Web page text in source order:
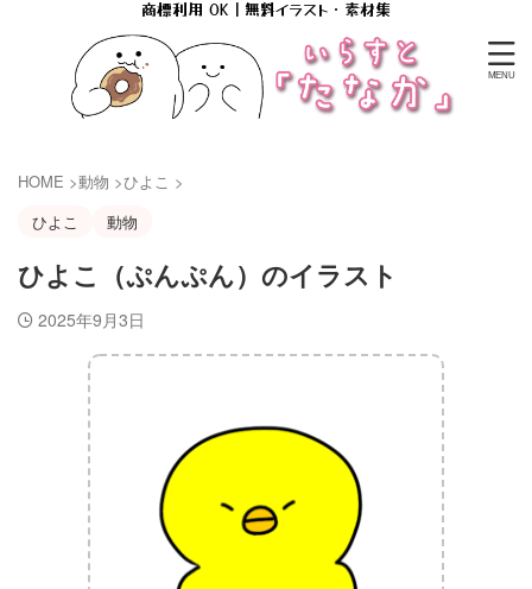
商標利用 OK｜無料イラスト・素材集
HOME >動物 >ひよこ >
ひよこ
動物
ひよこ（ぷんぷん）のイラスト
2025年9月3日